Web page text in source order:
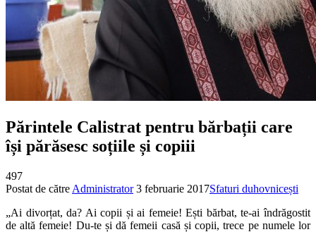
Părintele Calistrat pentru bărbații care
își părăsesc soțiile și copiii
497
Postat de către Administrator 3 februarie 2017Sfaturi duhovnicești
„Ai divorțat, da? Ai copii și ai femeie! Ești bărbat, te-ai îndrăgostit
de altă femeie! Du-te și dă femeii casă și copii, trece pe numele lor